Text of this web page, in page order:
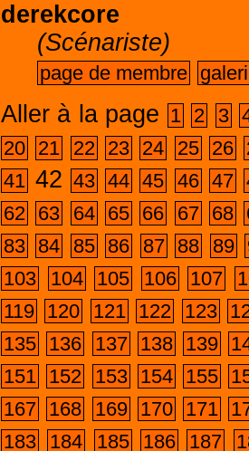
derekcore
(Scénariste)
page de membre
Aller à la page 1 2 3
20 21 22 23 24 25 26
41 42 43 44 45 46 47
62 63 64 65 66 67 68
83 84 85 86 87 88 89
103
104 105 106 107
119 120 121 122 123
135 136 137 138 139
151 152 153 154 155
167 168 169 170 171
183
184 185 186 187